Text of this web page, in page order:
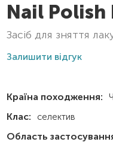
Nail Polish
засіб для зняття
Залишити відгук
Країна походження:
Клас: селектив
Область